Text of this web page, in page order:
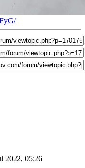
2022, 05:26